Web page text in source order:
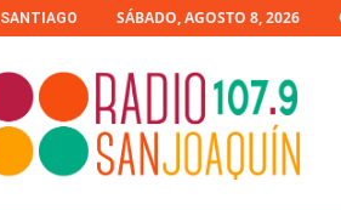
SANTIAGO SÁBADO, AGOSTO 8, 2026
Radio
Joaquín